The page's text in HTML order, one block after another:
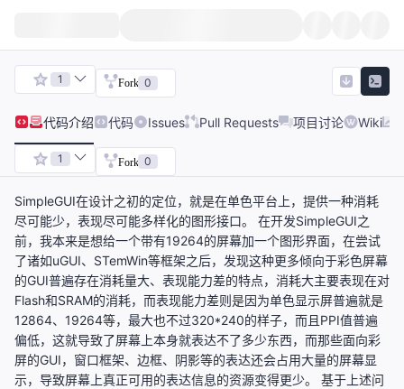
1 Fork 0
代码介绍 代码 Issues Pull Requests 项目讨论 Wiki
1 Fork 0
SimpleGUI在设计之初的定位，就是在单色平台上，提供一种消耗
尽可能少，表现尽可能多样化的图形接口。 在开发SimpleGUI之
前，我本来是想给一个带有19264的屏幕加一个图形界面，在尝试
了诸如uGUI、STemWin等框架之后，发现这种更多倾向于彩色屏幕
的GUI普遍存在消耗量大、表现能力差的特点，消耗大主要表现在对
Flash和SRAM的消耗，而表现能力差则是因为单色显示屏普遍就是
12864、19264等，最大也不过320*240的样子，而且PPI值普遍
偏低，这就导致了屏幕上本身就表达不了多少东西，而那些面向彩
屏的GUI，窗口框架、边框、阴影等的表达还会占用大量的屏幕显
示，导致屏幕上真正可用的表达信息的资源变得更少。 基于上述问